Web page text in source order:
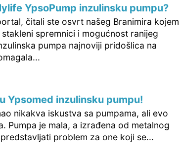
YpsoPump inzulinsku pumpu?
čitali ste osvrt našeg Branimira kojem
spremnici i mogućnost ranijeg
pumpa najnoviji pridošlica na
Ypsomed inzulinsku pumpu!
nikakva iskustva sa pumpama, ali evo
Pumpa je mala, a izrađena od metalnog
problem za one koji se...